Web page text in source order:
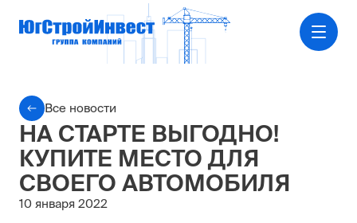
Все новости
НА СТАРТЕ ВЫГОДНО!
КУПИТЕ МЕСТО ДЛЯ
СВОЕГО АВТОМОБИЛЯ
10 января 2022